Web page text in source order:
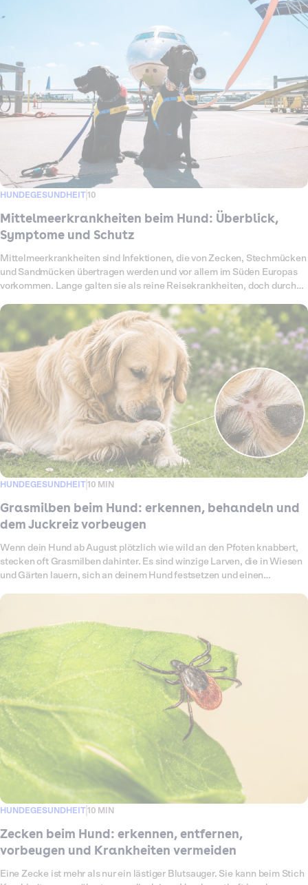
sie aufgefrischt wird, wie lange sie gilt, was sie kostet und welche
Nebenwirkungen möglich sind. Außerdem zeigen wir, worauf du bei
HUNDEGESUNDHEIT10
Mittelmeerkrankheiten beim Hund: Überblick,
Symptome und Schutz
Mittelmeerkrankheiten sind Infektionen, die von Zecken, Stechmücken
und Sandmücken übertragen werden und vor allem im Süden Europas
vorkommen. Lange galten sie als reine Reisekrankheiten, doch durch
aus. Betroffen sind deshalb nicht mehr nur Urlaubshunde und Hunde
aus dem Tierschutz, sondern immer öfter auch Hunde, die Deutschland
nie verlassen haben. In diesem Ratgeber bekommst du den Überblick:
welche Mittelmeerkrankheiten es gibt, wie sie übertragen werden,
woran du sie erkennst, wie der Test abläuft, was er kostet und wie du
deinen Hund am besten schützt.
HUNDEGESUNDHEIT10 MIN
Grasmilben beim Hund: erkennen, behandeln und
dem Juckreiz vorbeugen
Wenn dein Hund ab August plötzlich wie wild an den Pfoten knabbert,
stecken oft Grasmilben dahinter. Es sind winzige Larven, die in Wiesen
und Gärten lauern, sich an deinem Hund festsetzen und einen
sitzen, woran du einen Befall früh erkennst, was wirklich gegen den
Juckreiz hilft und wie du das Risiko senkst. Du liest auch, welche
Hausmittel sinnvoll sind und welche du dir sparen kannst. Unsere
Auswertung anonymisierter Behandlungsfälle bestätigt, was viele aus
eigener Erfahrung kennen: Grasmilbenfälle treten fast ausschließlich
im Spätsommer und Frühherbst auf.
HUNDEGESUNDHEIT10 MIN
Zecken beim Hund: erkennen, entfernen,
vorbeugen und Krankheiten vermeiden
Eine Zecke ist mehr als nur ein lästiger Blutsauger. Sie kann beim Stich